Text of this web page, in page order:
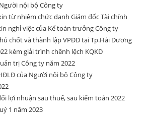
nội bộ Công ty
từ nhiệm chức danh Giám đốc Tài chính
nghỉ việc của Kế toán trưởng Công ty
chốt và thành lập VPĐD tại Tp.Hải Dương
kèm giải trình chênh lệch KQKD
trị Công ty năm 2022
của Người nội bộ Công ty
lợi nhuận sau thuế, sau kiểm toán 2022
1 năm 2023